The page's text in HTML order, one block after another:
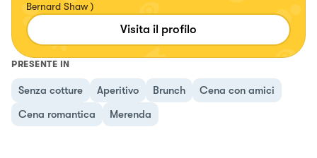
Bernard Shaw )
Visita il profilo
PRESENTE IN
Senza cotture Aperitivo Brunch
Cena con amici
Cena romantica
Merenda